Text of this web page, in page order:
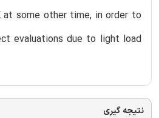
some other time, in order to
evaluations due to light load
نتیجه گیری